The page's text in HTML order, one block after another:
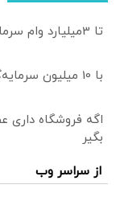
تا 3میلیارد وام سرمایه در گردش فروشندگان
با 10 میلیون سرمایه‌گذاری از سود ساخت بهره‌مند شو!
بگیر
از سراسر وب